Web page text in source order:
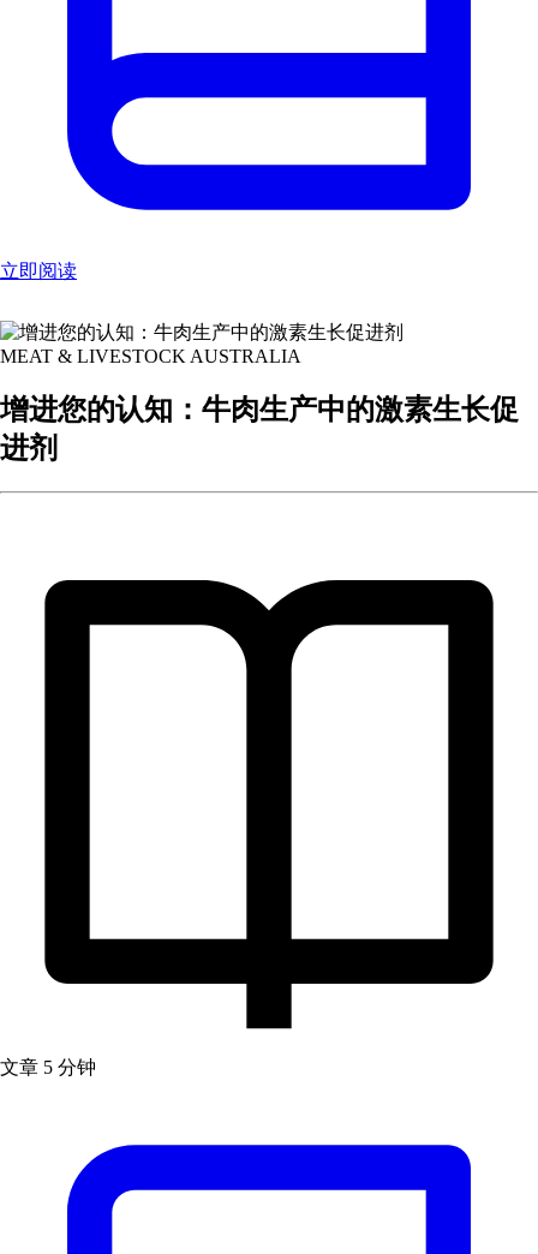
立即阅读
MEAT & LIVESTOCK AUSTRALIA
增进您的认知：牛肉生产中的激素生长促
进剂
文章 5 分钟